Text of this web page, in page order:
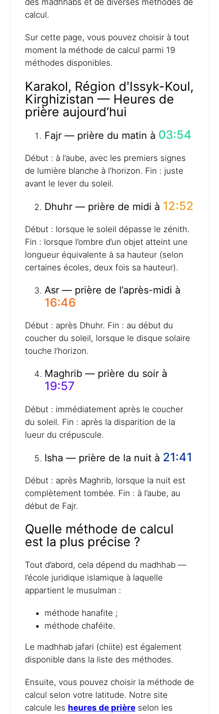
des madhhabs et de diverses méthodes de
calcul.
Sur cette page, vous pouvez choisir à tout
moment la méthode de calcul parmi 19
méthodes disponibles.
Karakol, Région d'Issyk-Koul,
Kirghizistan — Heures de
prière aujourd’hui
Fajr — prière du matin à 03:54
Début : à l’aube, avec les premiers signes
de lumière blanche à l’horizon. Fin : juste
avant le lever du soleil.
Dhuhr — prière de midi à 12:52
Début : lorsque le soleil dépasse le zénith.
Fin : lorsque l’ombre d’un objet atteint une
longueur équivalente à sa hauteur (selon
certaines écoles, deux fois sa hauteur).
Asr — prière de l’après-midi à
16:46
Début : après Dhuhr. Fin : au début du
coucher du soleil, lorsque le disque solaire
touche l’horizon.
Maghrib — prière du soir à
19:57
Début : immédiatement après le coucher
du soleil. Fin : après la disparition de la
lueur du crépuscule.
Isha — prière de la nuit à 21:41
Début : après Maghrib, lorsque la nuit est
complètement tombée. Fin : à l’aube, au
début de Fajr.
Quelle méthode de calcul
est la plus précise ?
Tout d’abord, cela dépend du madhhab —
l’école juridique islamique à laquelle
appartient le musulman :
méthode hanafite ;
méthode chaféite.
Le madhhab jafari (chiite) est également
disponible dans la liste des méthodes.
Ensuite, vous pouvez choisir la méthode de
calcul selon votre latitude. Notre site
calcule les heures de prière selon les